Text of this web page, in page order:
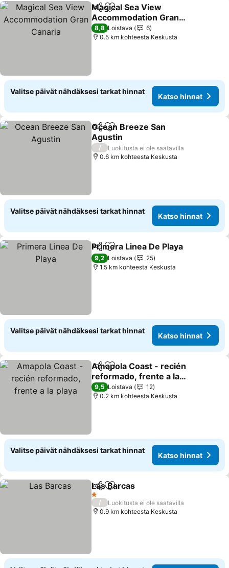
Jaa Lisää suosikkeihin
Magical Sea View
Accommodation Gran
Canaria
8,8 Loistava
6
0.5 km kohteesta Keskusta
Valitse päivät nähdäksesi tarkat hinnat
Katso hinnat
Jaa Lisää suosikkeihin
Ocean Breeze San
Agustin
/
Luokitusta ei ole saatavilla
0.6 km kohteesta Keskusta
Valitse päivät nähdäksesi tarkat hinnat
Katso hinnat
Jaa Lisää suosikkeihin
Primera Linea De Playa
9,2 Loistava
25
1.5 km kohteesta Keskusta
Valitse päivät nähdäksesi tarkat hinnat
Katso hinnat
Jaa Lisää suosikkeihin
Amapola Coast - recién
reformado, frente a la
playa
9,5 Loistava
12
0.2 km kohteesta Keskusta
Valitse päivät nähdäksesi tarkat hinnat
Katso hinnat
Jaa Lisää suosikkeihin
Las Barcas
1 Tähtiluokitus
/
Luokitusta ei ole saatavilla
0.9 km kohteesta Keskusta